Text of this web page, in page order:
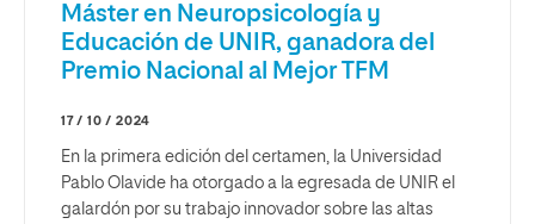
Máster en Neuropsicología y
Educación de UNIR, ganadora del
Premio Nacional al Mejor TFM
17 / 10 / 2024
En la primera edición del certamen, la Universidad
Pablo Olavide ha otorgado a la egresada de UNIR el
galardón por su trabajo innovador sobre las altas